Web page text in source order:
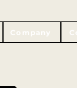
Company